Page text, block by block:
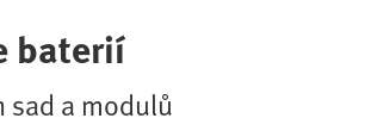
baterií
sad a modulů